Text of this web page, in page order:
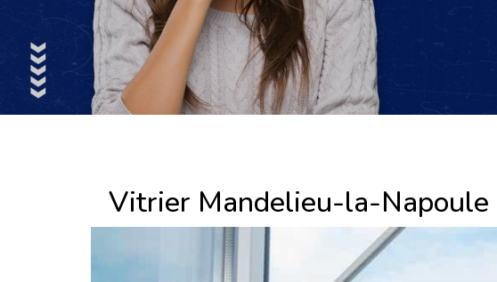
Vitrier Mandelieu-la-Napoule